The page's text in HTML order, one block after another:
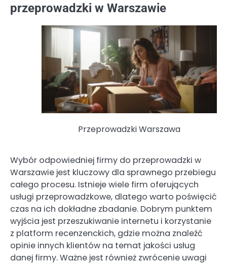
przeprowadzki w Warszawie
Przeprowadzki Warszawa
Wybór odpowiedniej firmy do przeprowadzki w
Warszawie jest kluczowy dla sprawnego przebiegu
całego procesu. Istnieje wiele firm oferujących
usługi przeprowadzkowe, dlatego warto poświęcić
czas na ich dokładne zbadanie. Dobrym punktem
wyjścia jest przeszukiwanie internetu i korzystanie
z platform recenzenckich, gdzie można znaleźć
opinie innych klientów na temat jakości usług
danej firmy. Ważne jest również zwrócenie uwagi